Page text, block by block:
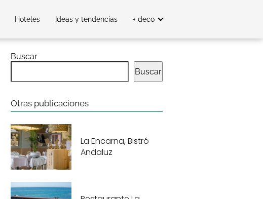
Hoteles Ideas y tendencias + deco
Buscar
Buscar
Otras publicaciones
La Encarna, Bistró
Andaluz